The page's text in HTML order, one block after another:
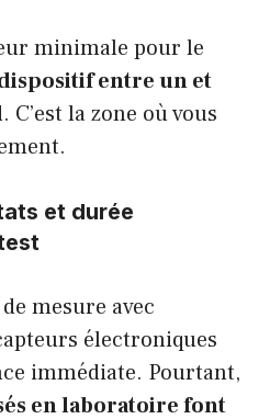
minimale pour le
entre un et
. C’est la zone où vous
et durée
mesure avec
électroniques
immédiate. Pourtant,
en laboratoire font